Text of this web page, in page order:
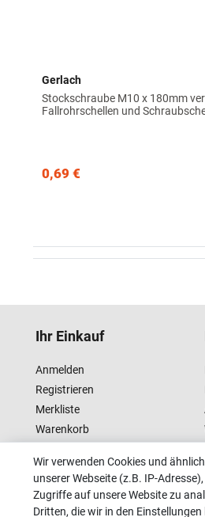
Gerlach
Stockschraube M10 x 180mm
Fallrohrschellen und
0,69 €
Ihr Einkauf
Anmelden
Registrieren
Merkliste
Warenkorb
Wir verwenden Cookies und
unserer Webseite (z.B. IP-
Zugriffe auf unsere Website zu
Dritten, die wir in den Einstellungen